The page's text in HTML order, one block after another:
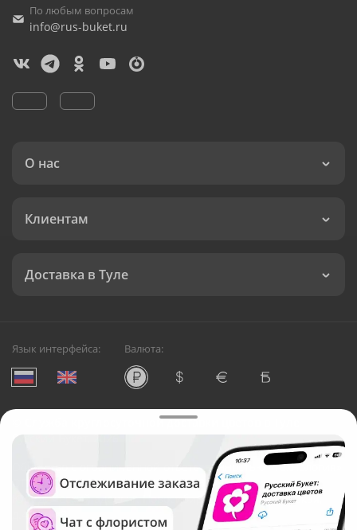
По любым вопросам
info@rus-buket.ru
О нас
Клиентам
Доставка в Туле
Язык интерфейса: Валюта:
Служба круглосуточной доставки цветов в Туле
Русский Букет, 2026
Общество с ограниченной ответственностью «Технология»
ОГРН: 1195476081745, ИНН: 5410081997
Юридический адрес: г. Новосибирск, ул. Ипподромская,
д.42, оф. 3